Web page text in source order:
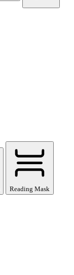
Reading Mask